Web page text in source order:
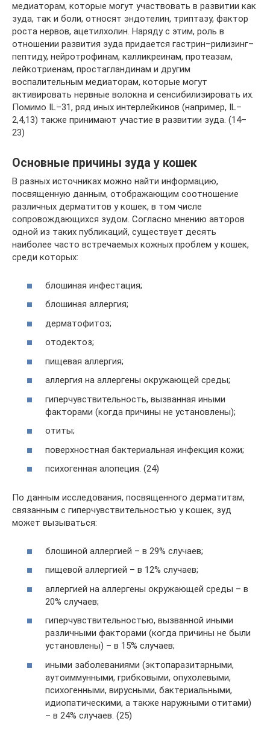
медиаторам, которые могут участвовать в развитии как
зуда, так и боли, относят эндотелин, триптазу, фактор
роста нервов, ацетилхолин. Наряду с этим, роль в
отношении развития зуда придается гастрин–рилизинг–
пептиду, нейротрофинам, калликреинам, протеазам,
лейкотриенам, простагландинам и другим
воспалительным медиаторам, которые могут
активировать нервные волокна и сенсибилизировать их.
Помимо IL–31, ряд иных интерлейкинов (например, IL–
2,4,13) также принимают участие в развитии зуда. (14–
23)
Основные причины зуда у кошек
В разных источниках можно найти информацию,
посвященную данным, отображающим соотношение
различных дерматитов у кошек, в том числе
сопровождающихся зудом. Согласно мнению авторов
одной из таких публикаций, существует десять
наиболее часто встречаемых кожных проблем у кошек,
среди которых:
блошиная инфестация;
блошиная аллергия;
дерматофитоз;
отодектоз;
пищевая аллергия;
аллергия на аллергены окружающей среды;
гиперчувствительность, вызванная иными
факторами (когда причины не установлены);
отиты;
поверхностная бактериальная инфекция кожи;
психогенная алопеция. (24)
По данным исследования, посвященного дерматитам,
связанным с гиперчувствительностью у кошек, зуд
может вызываться:
блошиной аллергией – в 29% случаев;
пищевой аллергией – в 12% случаев;
аллергией на аллергены окружающей среды – в
20% случаев;
гиперчувствительностью, вызванной иными
различными факторами (когда причины не были
установлены) – в 15% случаев;
иными заболеваниями (эктопаразитарными,
аутоиммунными, грибковыми, опухолевыми,
психогенными, вирусными, бактериальными,
идиопатическими, а также наружными отитами)
– в 24% случаев. (25)